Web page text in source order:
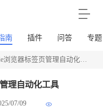
南 插件 问答 专题
览器标签页管理自动化工具
理自动化工具
07/09